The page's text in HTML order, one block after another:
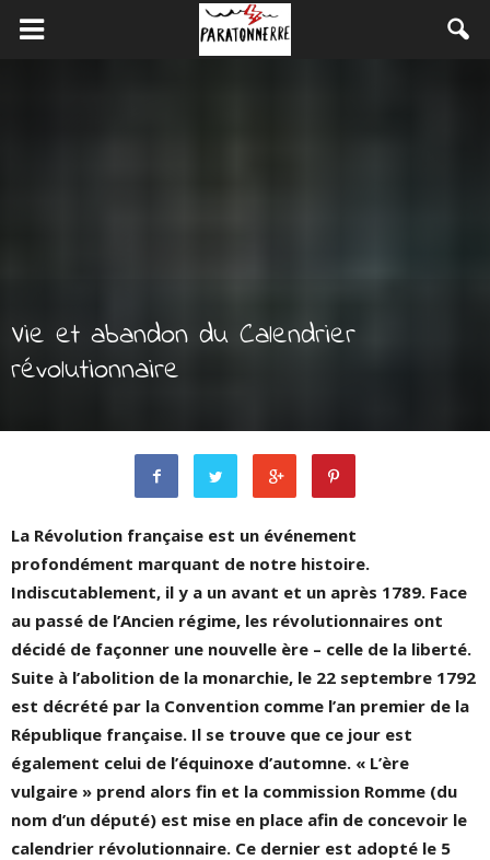
Vie et abandon du Calendrier
révolutionnaire
La Révolution française est un événement
profondément marquant de notre histoire.
Indiscutablement, il y a un avant et un après 1789. Face
au passé de l’Ancien régime, les révolutionnaires ont
décidé de façonner une nouvelle ère – celle de la liberté.
Suite à l’abolition de la monarchie, le 22 septembre 1792
est décrété par la Convention comme l’an premier de la
République française. Il se trouve que ce jour est
également celui de l’équinoxe d’automne. « L’ère
vulgaire » prend alors fin et la commission Romme (du
nom d’un député) est mise en place afin de concevoir le
calendrier révolutionnaire. Ce dernier est adopté le 5